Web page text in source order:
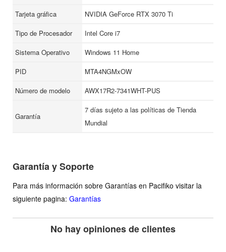
Tarjeta gráfica
NVIDIA GeForce RTX 3070 Ti
Tipo de Procesador
Intel Core i7
Sistema Operativo
Windows 11 Home
PID
MTA4NGMxOW
Número de modelo
AWX17R2-7341WHT-PUS
Garantía
7 días sujeto a las políticas de Tienda
Mundial
Garantía y Soporte
Para más información sobre Garantías en Pacifiko visitar la
siguiente pagina: Garantías
No hay opiniones de clientes